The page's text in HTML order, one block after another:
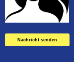
Nachricht senden